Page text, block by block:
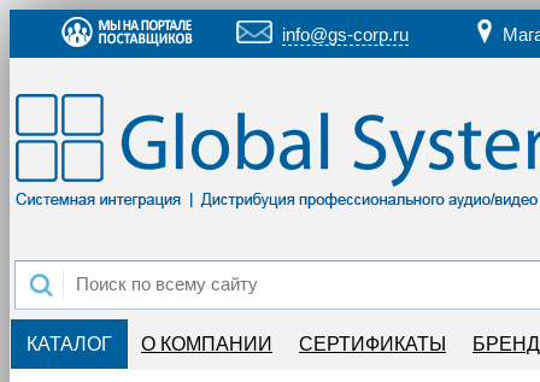
info@gs-corp.ru
КАТАЛОГ О КОМПАНИИ СЕРТИФИКАТЫ